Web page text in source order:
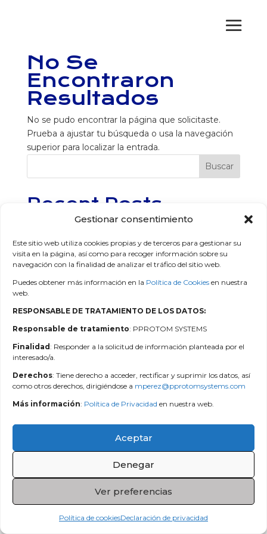
Gestionar consentimiento
Este sitio web utiliza cookies propias y de terceros para gestionar su
visita en la página, así como para recoger información sobre su
navegación con la finalidad de analizar el tráfico del sitio web.
Puedes obtener más información en la Política de Cookies en nuestra
web.
RESPONSABLE DE TRATAMIENTO DE LOS DATOS:
Responsable de tratamiento: PPROTOM SYSTEMS
Finalidad : Responder a la solicitud de información planteada por el
interesado/a.
Derechos: Tiene derecho a acceder, rectificar y suprimir los datos, así
como otros derechos, dirigiéndose a mperez@pprotomsystems.com
Más información: Política de Privacidad en nuestra web.
Aceptar
Denegar
Ver preferencias
Política de cookiesDeclaración de privacidad
No Se
Encontraron
Resultados
No se pudo encontrar la página que solicitaste.
Prueba a ajustar tu búsqueda o usa la navegación
superior para localizar la entrada.
Buscar
Recent Posts
Recent Comments
No hay comentarios que mostrar.
Política de privacidad|Aviso legal|Política de cookies
696 079 110